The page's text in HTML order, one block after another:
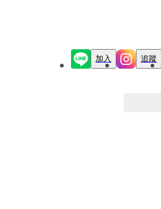
加入 追蹤